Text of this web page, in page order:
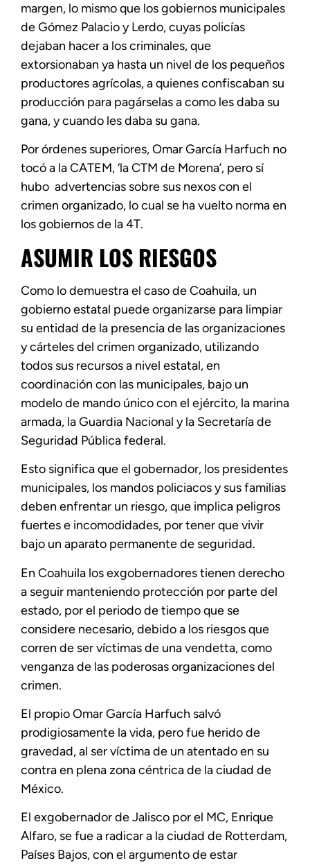
margen, lo mismo que los gobiernos municipales
de Gómez Palacio y Lerdo, cuyas policías
dejaban hacer a los criminales, que
extorsionaban ya hasta un nivel de los pequeños
productores agrícolas, a quienes confiscaban su
producción para pagárselas a como les daba su
gana, y cuando les daba su gana.
Por órdenes superiores, Omar García Harfuch no
tocó a la CATEM, ‘la CTM de Morena’, pero sí
hubo advertencias sobre sus nexos con el
crimen organizado, lo cual se ha vuelto norma en
los gobiernos de la 4T.
ASUMIR LOS RIESGOS
Como lo demuestra el caso de Coahuila, un
gobierno estatal puede organizarse para limpiar
su entidad de la presencia de las organizaciones
y cárteles del crimen organizado, utilizando
todos sus recursos a nivel estatal, en
coordinación con las municipales, bajo un
modelo de mando único con el ejército, la marina
armada, la Guardia Nacional y la Secretaría de
Seguridad Pública federal.
Esto significa que el gobernador, los presidentes
municipales, los mandos policiacos y sus familias
deben enfrentar un riesgo, que implica peligros
fuertes e incomodidades, por tener que vivir
bajo un aparato permanente de seguridad.
En Coahuila los exgobernadores tienen derecho
a seguir manteniendo protección por parte del
estado, por el periodo de tiempo que se
considere necesario, debido a los riesgos que
corren de ser víctimas de una vendetta, como
venganza de las poderosas organizaciones del
crimen.
El propio Omar García Harfuch salvó
prodigiosamente la vida, pero fue herido de
gravedad, al ser víctima de un atentado en su
contra en plena zona céntrica de la ciudad de
México.
El exgobernador de Jalisco por el MC, Enrique
Alfaro, se fue a radicar a la ciudad de Rotterdam,
Países Bajos, con el argumento de estar